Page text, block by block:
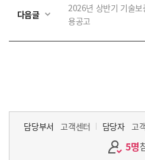
다음글
2026년 상반기 기술
용공고
담당부서 고객센터 담당자 고
5명